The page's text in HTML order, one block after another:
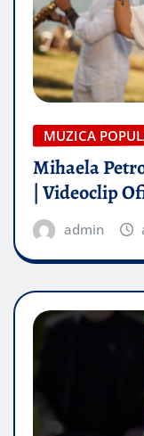
MUZICA
Mihaela
| Videoclip
admin